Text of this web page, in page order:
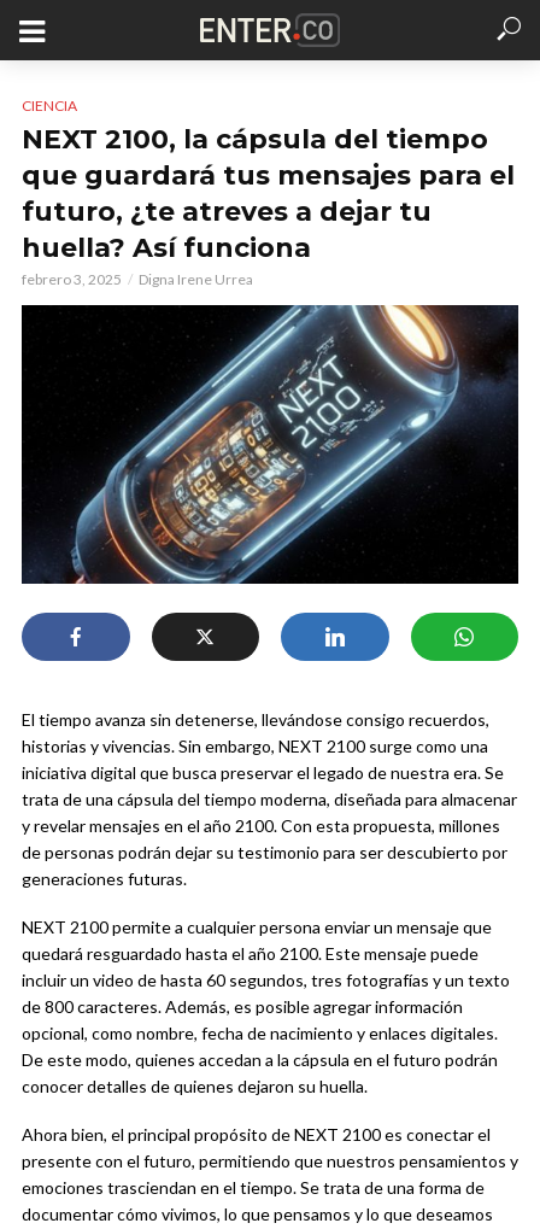
CIENCIA
NEXT 2100, la cápsula del tiempo
que guardará tus mensajes para el
futuro, ¿te atreves a dejar tu
huella? Así funciona
febrero 3, 2025 Digna Irene Urrea
El tiempo avanza sin detenerse, llevándose consigo recuerdos,
historias y vivencias. Sin embargo, NEXT 2100 surge como una
iniciativa digital que busca preservar el legado de nuestra era. Se
trata de una cápsula del tiempo moderna, diseñada para almacenar
y revelar mensajes en el año 2100. Con esta propuesta, millones
de personas podrán dejar su testimonio para ser descubierto por
generaciones futuras.
NEXT 2100 permite a cualquier persona enviar un mensaje que
quedará resguardado hasta el año 2100. Este mensaje puede
incluir un video de hasta 60 segundos, tres fotografías y un texto
de 800 caracteres. Además, es posible agregar información
opcional, como nombre, fecha de nacimiento y enlaces digitales.
De este modo, quienes accedan a la cápsula en el futuro podrán
conocer detalles de quienes dejaron su huella.
Ahora bien, el principal propósito de NEXT 2100 es conectar el
presente con el futuro, permitiendo que nuestros pensamientos y
emociones trasciendan en el tiempo. Se trata de una forma de
documentar cómo vivimos, lo que pensamos y lo que deseamos